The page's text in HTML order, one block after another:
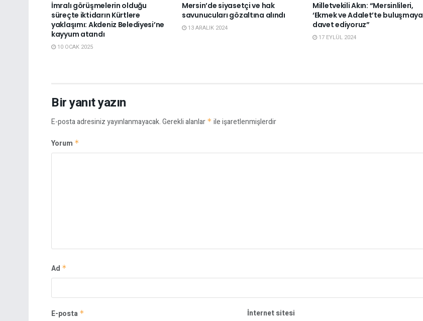
İmralı görüşmelerin olduğu
süreçte iktidarın Kürtlere
yaklaşımı: Akdeniz Belediyesi’ne
kayyum atandı
10 OCAK 2025
Mersin’de siyasetçi ve hak
savunucuları gözaltına alındı
13 ARALIK 2024
Milletvekili Akın: “Mersinlileri,
‘Ekmek ve Adalet’te buluşmaya
davet ediyoruz”
17 EYLÜL 2024
Bir yanıt yazın
E-posta adresiniz yayınlanmayacak.Gerekli alanlar * ile işaretlenmişlerdir
Yorum *
Ad *
E-posta * İnternet sitesi